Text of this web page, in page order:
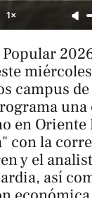
1×
campus
una
en Oriente
con la
y el
así